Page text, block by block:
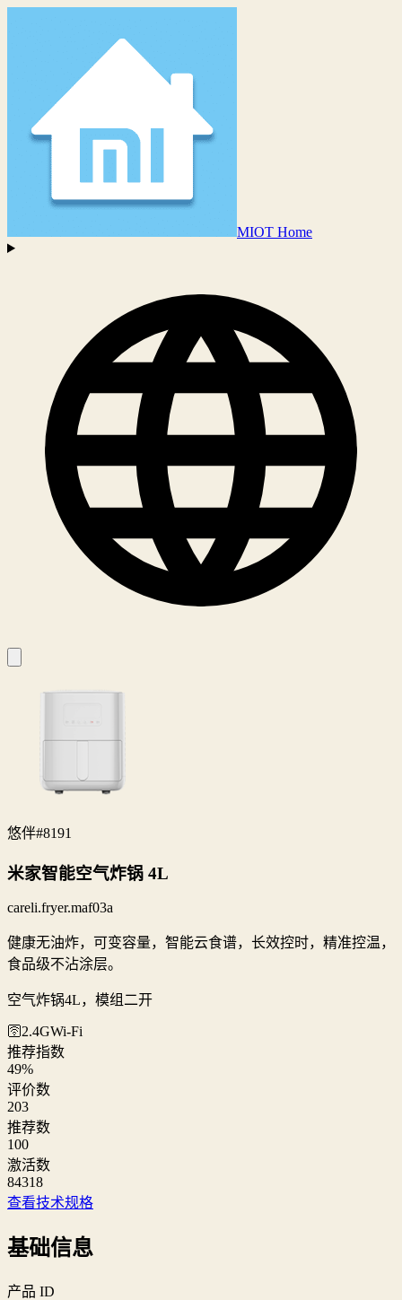
MIOT Home
悠伴#8191
米家智能空气炸锅 4L
careli.fryer.maf03a
健康无油炸，可变容量，智能云食谱，长效控时，精准控温，
食品级不沾涂层。
空气炸锅4L，模组二开
🛜2.4GWi‑Fi
推荐指数
49%
评价数
203
推荐数
100
激活数
84318
查看技术规格
基础信息
产品 ID